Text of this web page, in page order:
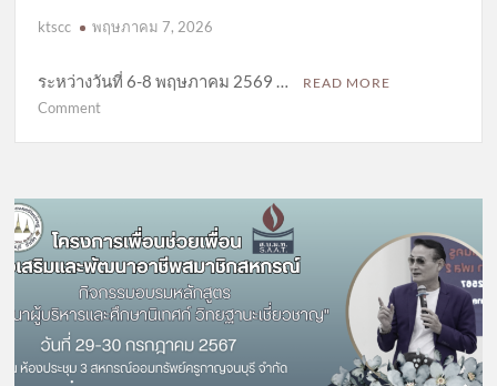
ktscc พฤษภาคม 7, 2026
ระหว่างวันที่ 6-8 พฤษภาคม 2569 … READ MORE
Commenton
“การ
พัฒนาการ
ให้
บริการ
สิน
เชื่อ
ให้
แก่